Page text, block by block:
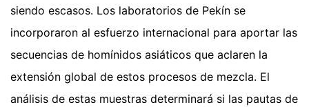
siendo escasos. Los laboratorios de Pekín se
incorporaron al esfuerzo internacional para aportar las
secuencias de homínidos asiáticos que aclaren la
extensión global de estos procesos de mezcla. El
análisis de estas muestras determinará si las pautas de